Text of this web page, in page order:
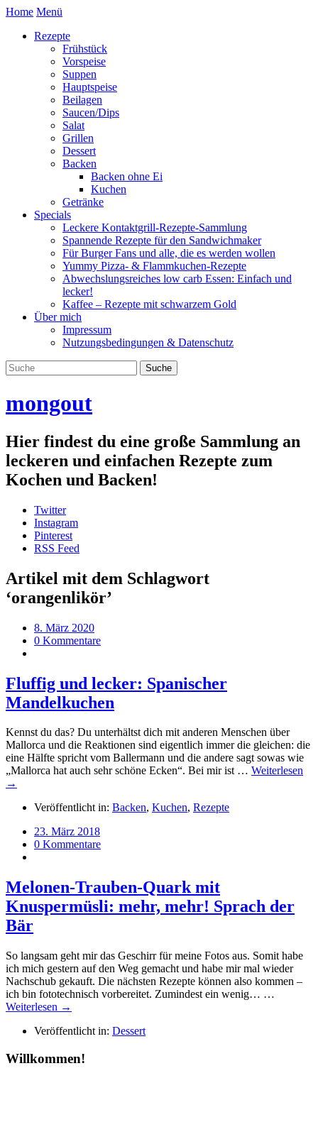
Home Menü
Rezepte
Frühstück
Vorspeise
Suppen
Hauptspeise
Beilagen
Saucen/Dips
Salat
Grillen
Dessert
Backen
Backen ohne Ei
Kuchen
Getränke
Specials
Leckere Kontaktgrill-Rezepte-Sammlung
Spannende Rezepte für den Sandwichmaker
Für Burger Fans und alle, die es werden wollen
Yummy Pizza- & Flammkuchen-Rezepte
Abwechslungsreiches low carb Essen: Einfach und
lecker!
Kaffee – Rezepte mit schwarzem Gold
Über mich
Impressum
Nutzungsbedingungen & Datenschutz
mongout
Hier findest du eine große Sammlung an
leckeren und einfachen Rezepte zum
Kochen und Backen!
Twitter
Instagram
Pinterest
RSS Feed
Artikel mit dem Schlagwort
‘orangenlikör’
8. März 2020
0 Kommentare
Fluffig und lecker: Spanischer
Mandelkuchen
Kennst du das? Du unterhältst dich mit anderen Menschen über
Mallorca und die Reaktionen sind eigentlich immer die gleichen: die
eine Hälfte spricht vom Ballermann und die andere sagt sowas wie
„Mallorca hat auch sehr schöne Ecken“. Bei mir ist … Weiterlesen
→
Veröffentlicht in: Backen, Kuchen, Rezepte
23. März 2018
0 Kommentare
Melonen-Trauben-Quark mit
Knuspermüsli: mehr, mehr! Sprach der
Bär
So langsam geht mir das Geschirr für meine Fotos aus. Somit habe
ich mich gestern auf den Weg gemacht und habe mir mal wieder
Nachschub gekauft. Die nächsten Rezepte können also kommen –
ich bin fototechnisch vorbereitet. Zumindest ein wenig… …
Weiterlesen →
Veröffentlicht in: Dessert
Willkommen!